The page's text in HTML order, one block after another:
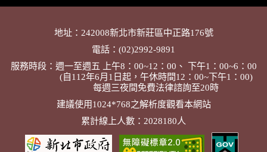
地址：242008新北市新莊區中正路176號
電話：(02)2992-9891
服務時段：週一至週五 上午8：00~12：00、 下午1：00~6：00
(自112年6月1日起，午休時間12：00~下午1：00)
每週三夜間免費法律諮詢至20時
建議使用1024*768之解析度觀看本網站
累計線上人數：2028180人